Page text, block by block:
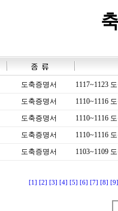
도축증명서 1117~1123
도축증명서 1110~1116
도축증명서 1110~1116
도축증명서 1110~1116
도축증명서 1103~1109
[1] [2] [3] [4] [5] [6] [7] [8] [9]